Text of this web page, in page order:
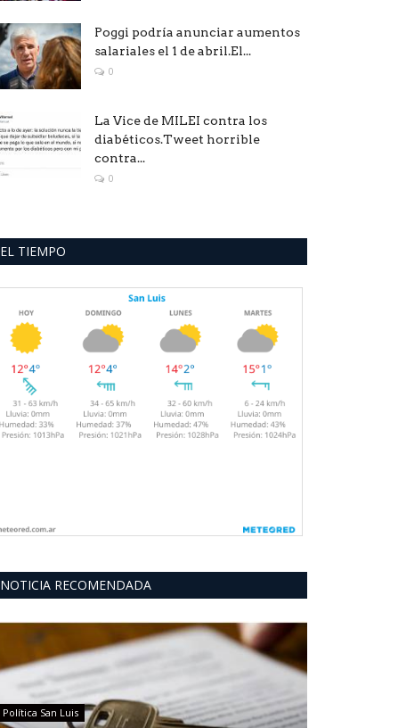
Poggi podría anunciar aumentos
salariales el 1 de abril.El...
0
La Vice de MILEI contra los
diabéticos.Tweet horrible
contra...
0
EL TIEMPO
NOTICIA RECOMENDADA
Política San Luis